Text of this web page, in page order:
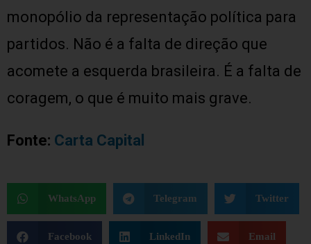
monopólio da representação política para
partidos. Não é a falta de direção que
acomete a esquerda brasileira. É a falta de
coragem, o que é muito mais grave.
Fonte: Carta Capital
WhatsApp Telegram Twitter
Facebook LinkedIn Email